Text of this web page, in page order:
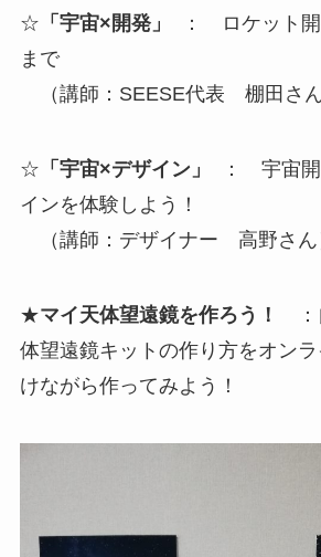
☆ 「宇宙×開発」
： ロケット
まで
（講師：SEESE代表 棚田さん
☆ 「宇宙×デザイン」
： 宇宙開
インを体験しよう！
（講師：デザイナー 高野さん
★マイ天体望遠鏡を作ろう！
：
体望遠鏡キットの作り方をオン
けながら作ってみよう！